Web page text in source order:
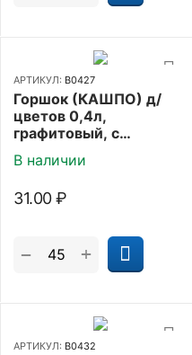
АРТИКУЛ: В0427
Горшок (КАШПО) д/
цветов 0,4л,
графитовый, с
поддоном
В наличии
31.00 ₽
+
−
АРТИКУЛ: В0432